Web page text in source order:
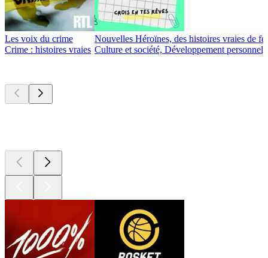
Les voix du crime
Crime : histoires vraies
Nouvelles Héroïnes, des histoires vraies de
Culture et société, Développement